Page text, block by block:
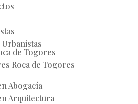
de Togores
Roca de Togores
Abogacía
Arquitectura